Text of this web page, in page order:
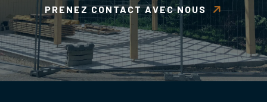
PRENEZ CONTACT AVEC NOUS